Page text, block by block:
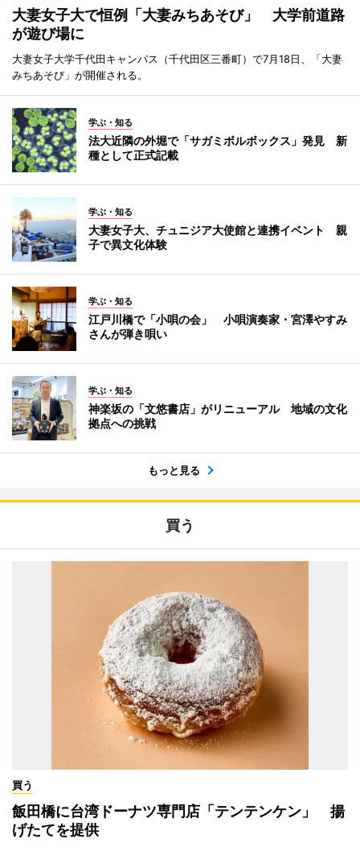
大妻女子大で恒例「大妻みちあそび」 大学前道路
が遊び場に
大妻女子大学千代田キャンパス（千代田区三番町）で7月18日、「大妻
みちあそび」が開催される。
学ぶ・知る
法大近隣の外堀で「サガミボルボックス」発見 新
種として正式記載
学ぶ・知る
大妻女子大、チュニジア大使館と連携イベント 親
子で異文化体験
学ぶ・知る
江戸川橋で「小唄の会」 小唄演奏家・宮澤やすみ
さんが弾き唄い
学ぶ・知る
神楽坂の「文悠書店」がリニューアル 地域の文化
拠点への挑戦
もっと見る
買う
買う
飯田橋に台湾ドーナツ専門店「テンテンケン」 揚
げたてを提供